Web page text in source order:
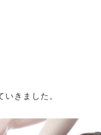
いきました。